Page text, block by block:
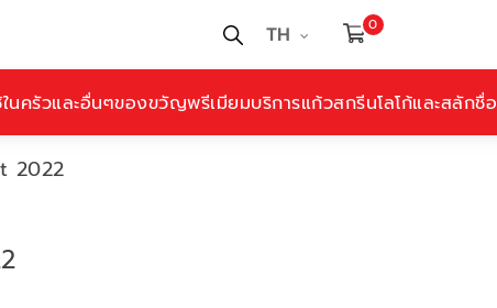
TH 0
ในครัวและอื่นๆของขวัญพรีเมียมบริการแก้วสกรีนโลโก้และสลักชื่อ
2022